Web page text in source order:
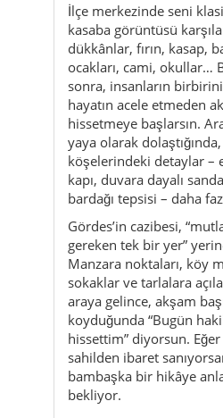
İlçe merkezinde seni
kasaba görüntüsü
dükkânlar, fırın, kasap,
ocakları, cami, okullar…
sonra, insanların birbirini
hayatın acele etmeden
hissetmeye başlarsın.
yaya olarak
köşelerindeki detaylar –
kapı, duvara dayalı
bardağı tepsisi – daha
Gördes’in cazibesi,
gereken tek bir yer”
Manzara noktaları, köy
sokaklar ve tarlalara
araya gelince, akşam
koyduğunda “Bugün
hissettim” diyorsun. Eğer
sahilden ibaret
bambaşka bir hikâye
bekliyor.